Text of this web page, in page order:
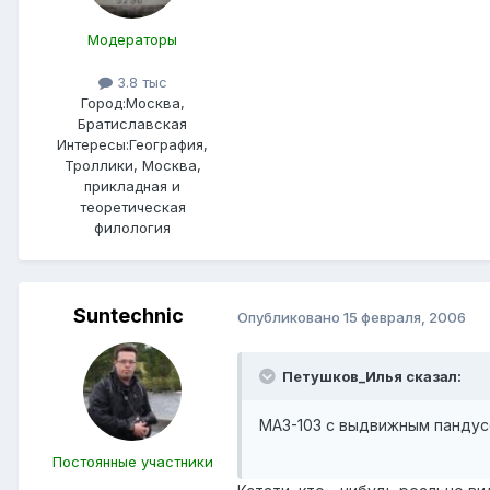
Модераторы
3.8 тыс
Город:Москва,
Братиславская
Интересы:География,
Троллики, Москва,
прикладная и
теоретическая
филология
Suntechnic
Постоянные участники
Опубликовано 15 февраля, 2006
Петушков_Илья сказал:
МАЗ-103 с выдвижным